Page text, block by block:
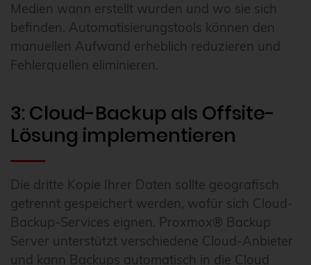
Medien wann erstellt wurden und wo sie sich
befinden. Automatisierungstools können den
manuellen Aufwand erheblich reduzieren und
Fehlerquellen eliminieren.
3: Cloud-Backup als Offsite-
Lösung implementieren
Die dritte Kopie Ihrer Daten sollte geografisch
getrennt gespeichert werden, wofür sich Cloud-
Backup-Services eignen. Proxmox® Backup
Server unterstützt verschiedene Cloud-Anbieter
und kann Backups automatisch in die Cloud